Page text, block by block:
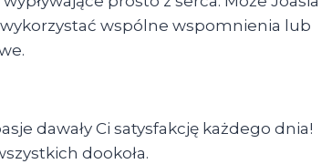
wspólne wspomnienia lub
dawały Ci satysfakcję każdego dnia!
dookoła.